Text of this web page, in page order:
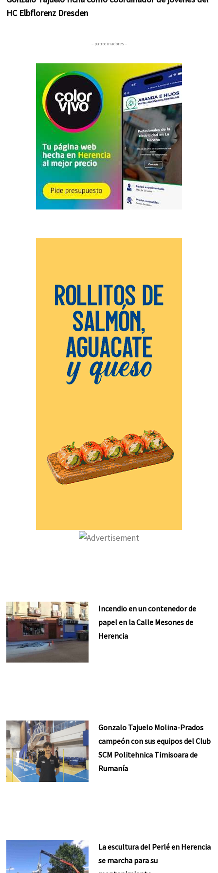
HC Elbflorenz Dresden
– patrocinadores –
Incendio en un contenedor de
papel en la Calle Mesones de
Herencia
Gonzalo Tajuelo Molina-Prados
campeón con sus equipos del Club
SCM Politehnica Timisoara de
Rumanía
La escultura del Perlé en Herencia
se marcha para su